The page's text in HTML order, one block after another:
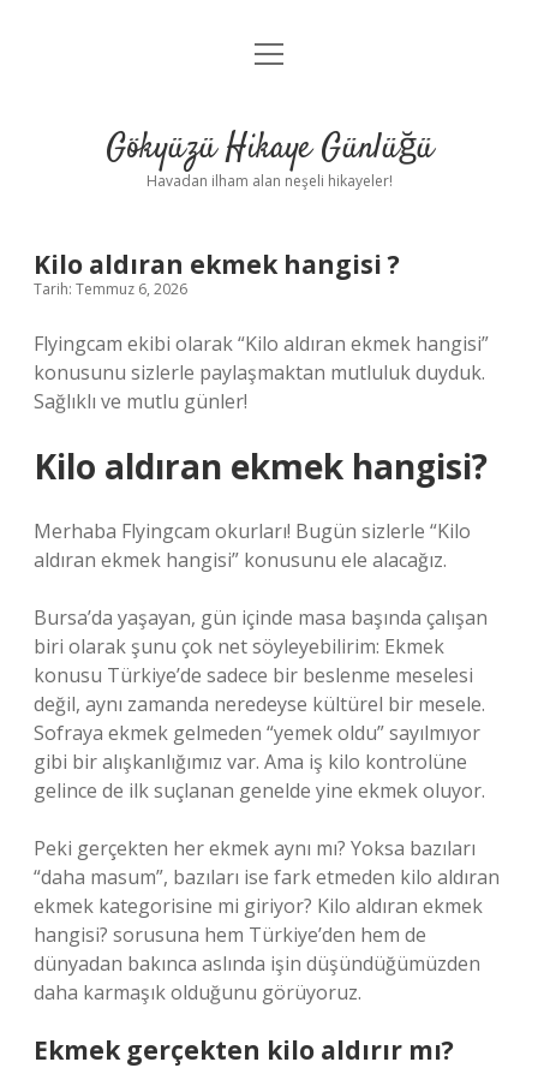
Anasayfa
Yasal Uyarı
menüyü
Gökyüzü Hikaye Günlüğü
Havadan ilham alan neşeli hikayeler!
Kilo aldıran ekmek hangisi ?
Tarih: Temmuz 6, 2026
Flyingcam ekibi olarak “Kilo aldıran ekmek hangisi”
konusunu sizlerle paylaşmaktan mutluluk duyduk.
Sağlıklı ve mutlu günler!
Kilo aldıran ekmek hangisi?
Merhaba Flyingcam okurları! Bugün sizlerle “Kilo
aldıran ekmek hangisi” konusunu ele alacağız.
Bursa’da yaşayan, gün içinde masa başında çalışan
biri olarak şunu çok net söyleyebilirim: Ekmek
konusu Türkiye’de sadece bir beslenme meselesi
değil, aynı zamanda neredeyse kültürel bir mesele.
Sofraya ekmek gelmeden “yemek oldu” sayılmıyor
gibi bir alışkanlığımız var. Ama iş kilo kontrolüne
gelince de ilk suçlanan genelde yine ekmek oluyor.
Peki gerçekten her ekmek aynı mı? Yoksa bazıları
“daha masum”, bazıları ise fark etmeden kilo aldıran
ekmek kategorisine mi giriyor? Kilo aldıran ekmek
hangisi? sorusuna hem Türkiye’den hem de
dünyadan bakınca aslında işin düşündüğümüzden
daha karmaşık olduğunu görüyoruz.
Ekmek gerçekten kilo aldırır mı?